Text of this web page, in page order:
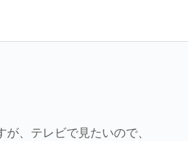
、テレビで見たいので、